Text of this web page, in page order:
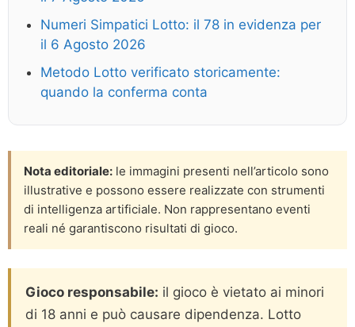
Numeri Simpatici Lotto: il 78 in evidenza per
il 6 Agosto 2026
Metodo Lotto verificato storicamente:
quando la conferma conta
Nota editoriale: le immagini presenti nell’articolo sono
illustrative e possono essere realizzate con strumenti
di intelligenza artificiale. Non rappresentano eventi
reali né garantiscono risultati di gioco.
Gioco responsabile: il gioco è vietato ai minori
di 18 anni e può causare dipendenza. Lotto